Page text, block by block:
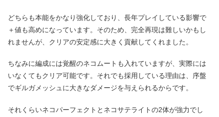
どちらも本能をかなり強化しており、長年プレイしている影響で
＋値も高めになっています。そのため、完全再現は難しいかもし
れませんが、クリアの安定感に大きく貢献してくれました。
ちなみに編成には覚醒のネコムートも入れていますが、実際には
いなくてもクリア可能です。それでも採用している理由は、序盤
でギルガメッシュに大きなダメージを与えられるからです。
それくらいネコパーフェクトとネコサテライトの2体が強力でし